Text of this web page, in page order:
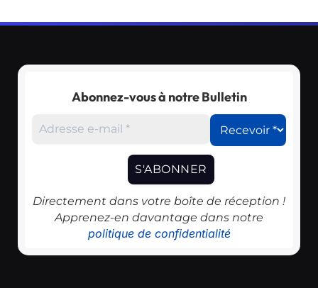
Abonnez-vous à notre Bulletin
Directement dans votre boîte de réception !
Apprenez-en davantage dans notre
politique de confidentialité